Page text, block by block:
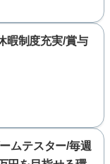
暇制度充実/賞与
ムテスター/毎週